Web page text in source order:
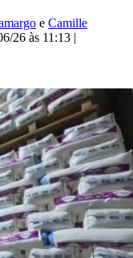
e Camille
26 às 11:13 |